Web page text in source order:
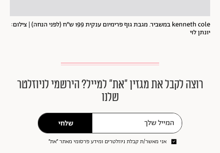
kenneth cole במשביר. מגבת גוף פרימיום ענקית 199 ש"ח (לפני הנחה) | צילום:
יונתן לוי
רוצה לקבל את מגזין ״את״ למייל? הירשמי לניוזלטר
שלנו
שלחי
אני מאשר/ת קבלת ניוזלטרים ומידע פרסומי מאתר ״את״